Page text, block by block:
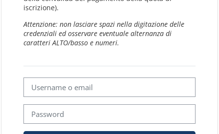
iscrizione).
Attenzione: non lasciare spazi nella digitazione delle
credenziali ed osservare eventuale alternanza di
caratteri ALTO/basso e numeri.